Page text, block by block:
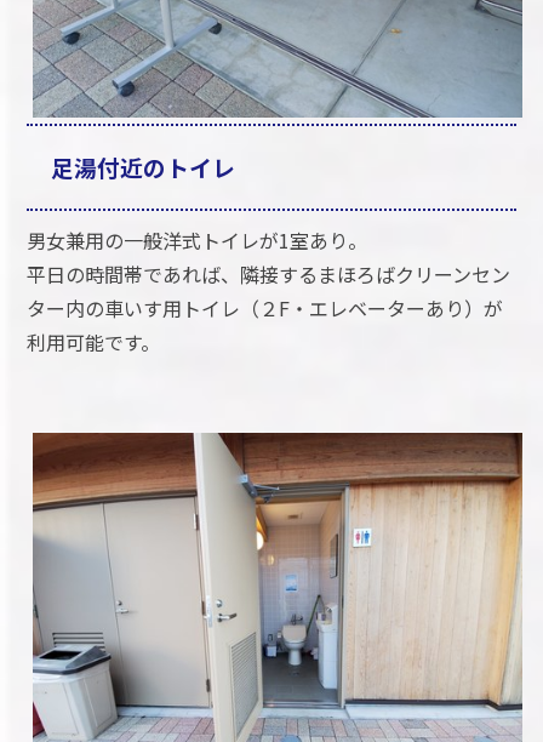
足湯付近のトイレ
男女兼用の一般洋式トイレが1室あり。
平日の時間帯であれば、隣接するまほろばクリーンセン
ター内の車いす用トイレ（２F・エレベーターあり）が
利用可能です。